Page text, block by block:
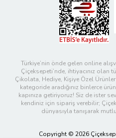
Türkiye’nin önde gelen online
Çiçeksepeti’nde, ihtiyacınız
Çikolata, Hediye, Kişiye Özel
kategoride aradığınız binlerce
kapınıza getiriyoruz! Siz de ister
kendiniz için sipariş verebilir;
dünyasıyla tanışarak
Copyright © 2026